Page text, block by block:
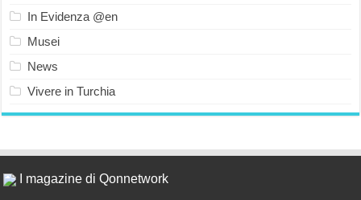
In Evidenza @en
Musei
News
Vivere in Turchia
I magazine di Qonnetwork